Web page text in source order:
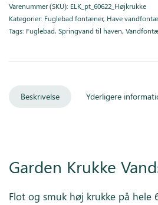
Varenummer (SKU): ELK_pt_60622_Højkrukke
Kategorier: Fuglebad fontæner, Have
Tags: Fuglebad, Springvand til haven,
Beskrivelse Yderligere
Garden Krukke
Flot og smuk høj krukke på hele